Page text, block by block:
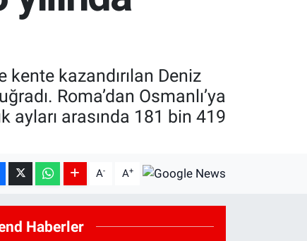
kazandırılan Deniz
Roma’dan Osmanlı’ya
ayları arasında 181 bin 419
A- A+
Haberler